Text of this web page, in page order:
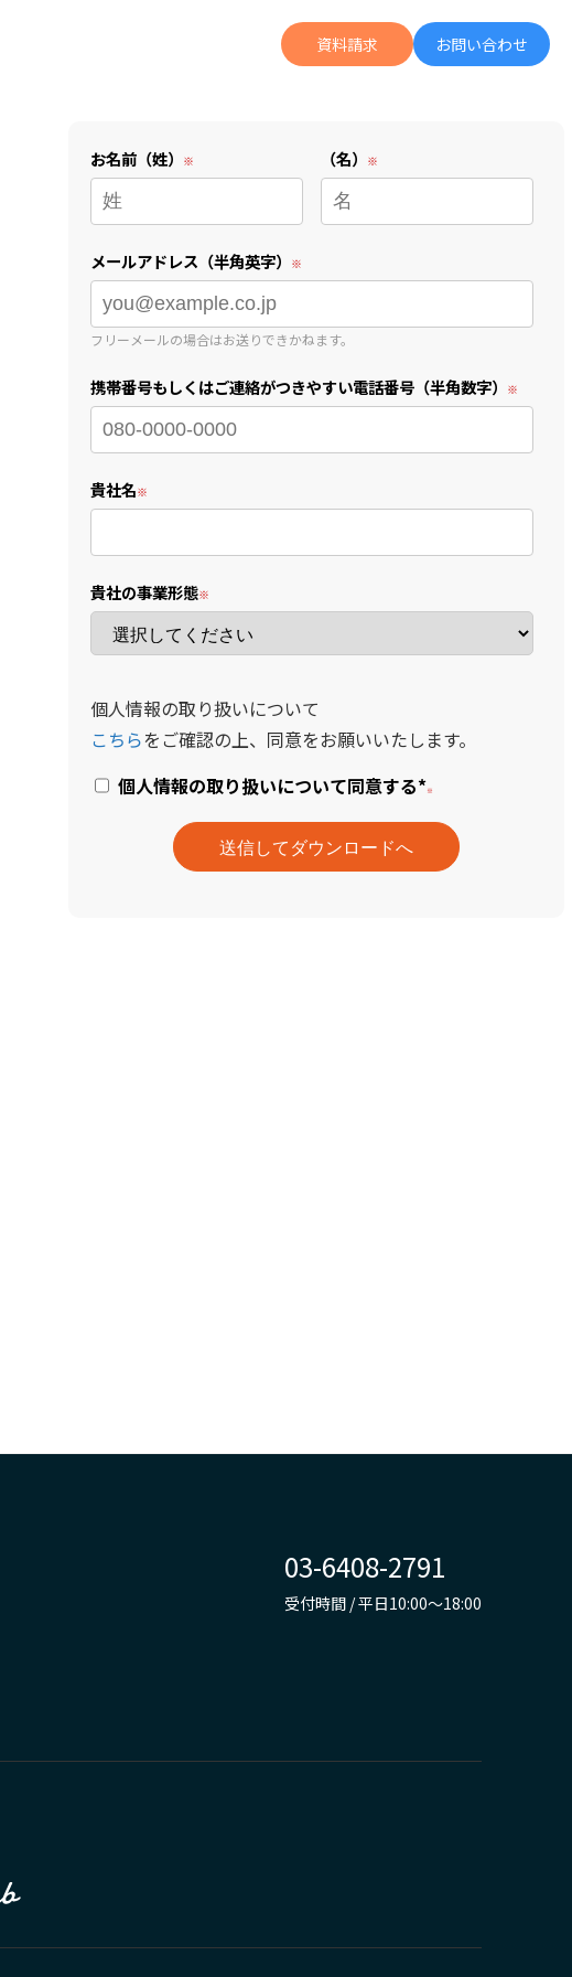
資料請求 お問い合わせ
お名前（姓） （名）
メールアドレス（半角英字）
フリーメールの場合はお送りできかねます。
携帯番号もしくはご連絡がつきやすい電話番号（半角数字）
貴社名
貴社の事業形態
個人情報の取り扱いについて
こちらをご確認の上、同意をお願いいたします。
個人情報の取り扱いについて同意する*
03-6408-2791
受付時間 / 平日10:00～18:00